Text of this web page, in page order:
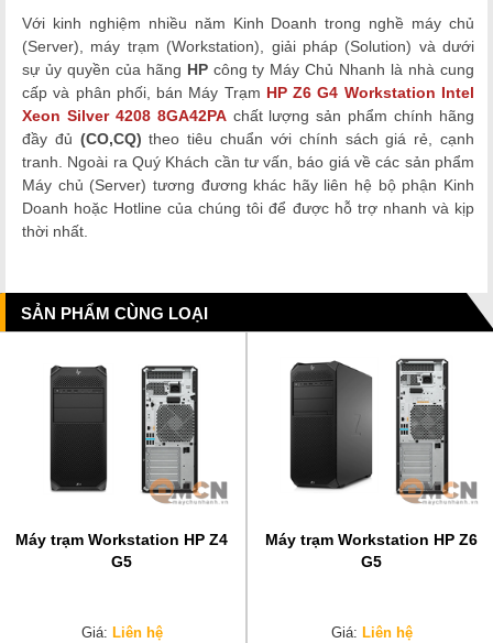
Với kinh nghiệm nhiều năm Kinh Doanh trong nghề máy chủ
(Server), máy trạm (Workstation), giải pháp (Solution) và dưới
sự ủy quyền của hãng HP công ty Máy Chủ Nhanh là nhà cung
cấp và phân phối, bán Máy Trạm HP Z6 G4 Workstation Intel
Xeon Silver 42088GA42PA chất lượng sản phẩm chính hãng
đầy đủ (CO,CQ) theo tiêu chuẩn với chính sách giá rẻ, cạnh
tranh. Ngoài ra Quý Khách cần tư vấn, báo giá về các sản phẩm
Máy chủ (Server) tương đương khác hãy liên hệ bộ phận Kinh
Doanh hoặc Hotline của chúng tôi để được hỗ trợ nhanh và kịp
thời nhất.
SẢN PHẨM CÙNG LOẠI
Máy trạm Workstation HP Z4
G5
Giá: Liên hệ
Máy trạm Workstation HP Z6
G5
Giá: Liên hệ